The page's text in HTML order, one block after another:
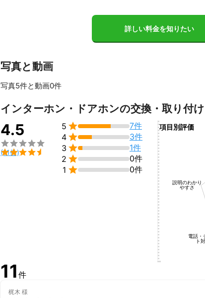
詳しい料金を知りたい
写真と動画
写真5件と動画0件
インターホン・ドアホンの交換・取り付
4.5


(11件)
5 
7件
4 
3件
3 
1件
2 
0件
1  0件
項目別評価
電話・
ト
説明のわかり
やすさ
11 件
梶木 様